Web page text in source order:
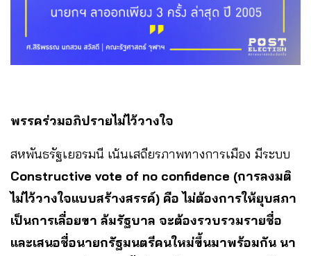
พรรคร่วมอภิปรายไม่ไว้วางใจ
สหพันธรัฐเยอรมนี เน้นเสถียรภาพทางการเมือง มีระบบ
Constructive vote of no confidence (การลงมติ
ไม่ไว้วางใจแบบสร้างสรรค์) คือ ไม่ต้องการให้ยุบสภา
เป็นการเลื่อยขา ล้มรัฐบาล จะต้องรวบรวมรายชื่อ
และเสนอชื่อนายกรัฐมนตรีคนใหม่ขึ้นมาพร้อมกัน นา